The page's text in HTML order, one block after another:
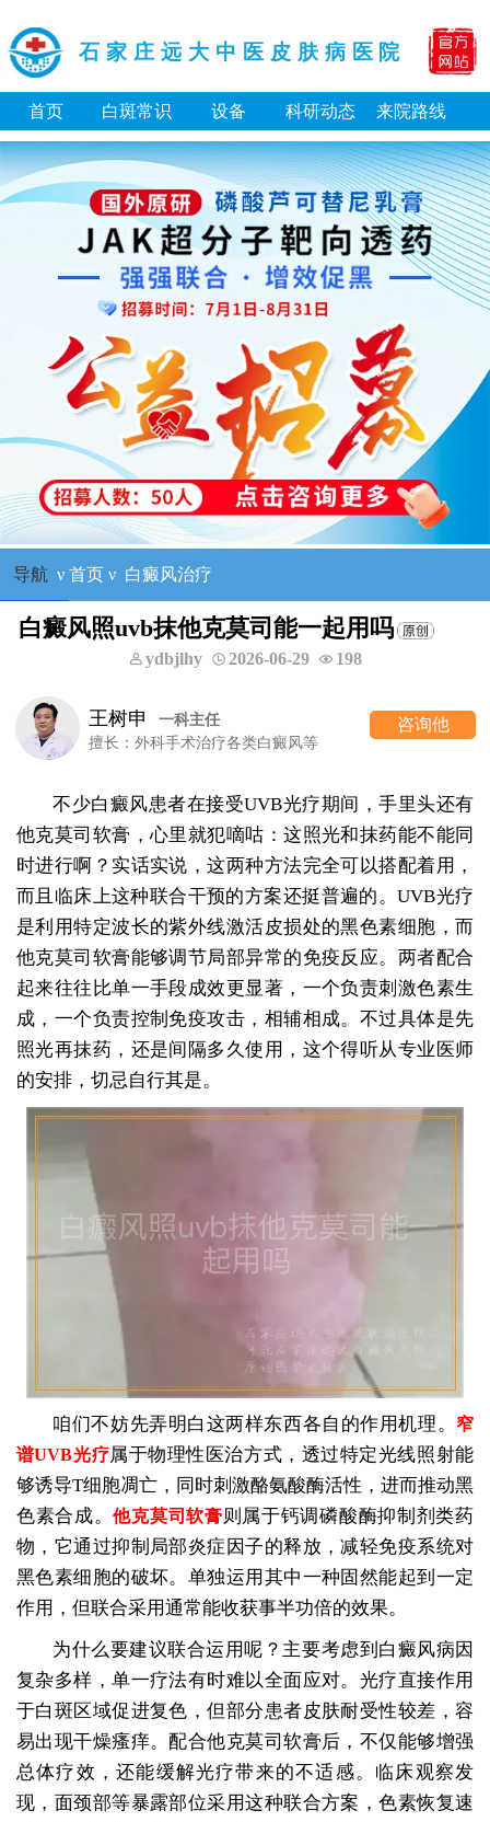
石家庄远大中医皮肤病医院
首页 白斑常识 设备 科研动态 来院路线
导航 ν 首页ν 白癜风治疗
白癜风照uvb抹他克莫司能一起用吗
ydbjlhy 2026-06-29 198
王树申
一科主任
擅长：外科手术治疗各类白癜风等
咨询他
不少白癜风患者在接受UVB光疗期间，手里头还有
他克莫司软膏，心里就犯嘀咕：这照光和抹药能不能同
时进行啊？实话实说，这两种方法完全可以搭配着用，
而且临床上这种联合干预的方案还挺普遍的。UVB光疗
是利用特定波长的紫外线激活皮损处的黑色素细胞，而
他克莫司软膏能够调节局部异常的免疫反应。两者配合
起来往往比单一手段成效更显著，一个负责刺激色素生
成，一个负责控制免疫攻击，相辅相成。不过具体是先
照光再抹药，还是间隔多久使用，这个得听从专业医师
的安排，切忌自行其是。
咱们不妨先弄明白这两样东西各自的作用机理。
窄
谱UVB光疗属于物理性医治方式，透过特定光线照射能
够诱导T细胞凋亡，同时刺激酪氨酸酶活性，进而推动黑
色素合成。他克莫司软膏则属于钙调磷酸酶抑制剂类药
物，它通过抑制局部炎症因子的释放，减轻免疫系统对
黑色素细胞的破坏。单独运用其中一种固然能起到一定
作用，但联合采用通常能收获事半功倍的效果。
为什么要建议联合运用呢？主要考虑到白癜风病因
复杂多样，单一疗法有时难以全面应对。光疗直接作用
于白斑区域促进复色，但部分患者皮肤耐受性较差，容
易出现干燥瘙痒。配合他克莫司软膏后，不仅能够增强
总体疗效，还能缓解光疗带来的不适感。临床观察发
现，面颈部等暴露部位采用这种联合方案，色素恢复速